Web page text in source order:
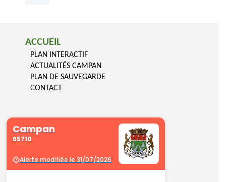
ACCUEIL
PLAN INTERACTIF
ACTUALITÉS CAMPAN
PLAN DE SAUVEGARDE
CONTACT